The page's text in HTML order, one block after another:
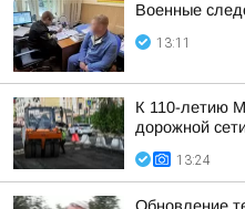
Военные
13:11
К 110-летию
дорожной
13:24